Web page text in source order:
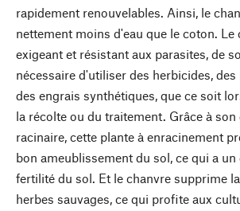
rapidement renouvelables. Ainsi, le
nettement moins d'eau que le coton. Le
exigeant et résistant aux parasites, de
nécessaire d'utiliser des herbicides,
des engrais synthétiques, que ce soit
la récolte ou du traitement. Grâce à
racinaire, cette plante à enracinement
bon ameublissement du sol, ce qui a
fertilité du sol. Et le chanvre supprime
herbes sauvages, ce qui profite aux